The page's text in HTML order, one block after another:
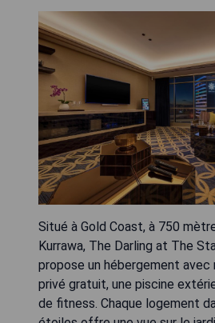
Situé à Gold Coast, à 750
Kurrawa, The Darling at The
propose un hébergement avec
privé gratuit, une piscine
de fitness. Chaque logement